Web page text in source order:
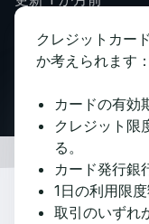
クレジットカー
か考えられます：
カードの有効
クレジット限
る。
カード発行銀
1日の利用限
取引のいずれ